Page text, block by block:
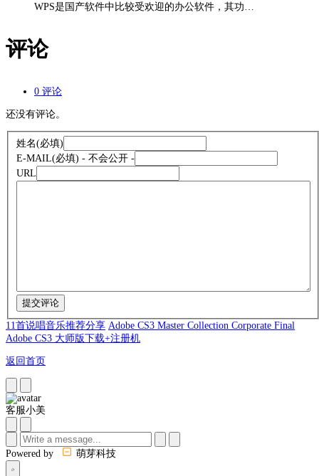
WPS是国产软件中比较受欢迎的办公软件，其功…
评论
0 评论
还没有评论。
姓名(必填)
E-MAIL(必填) - 不会公开 -
URL
11首说唱音乐推荐分享 Adobe CS3 Master Collection Corporate Final
Adobe CS3 大师版下载+注册机
返回首页
客服小美
Powered by 萌芽科技